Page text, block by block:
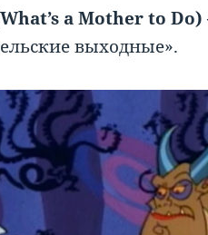
What’s aMotherto
выходные».